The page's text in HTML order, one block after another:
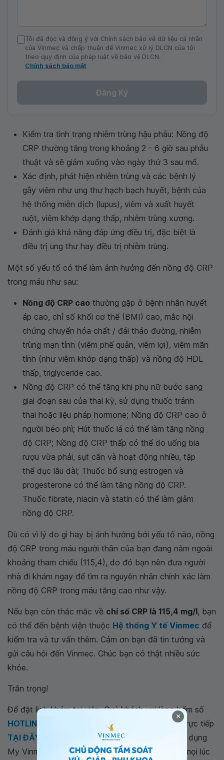
Tôi đã đọc và đồng ý với Chính sách bảo vệ dữ liệu cá nhân
của Vinmec và chấp thuận để Vinmec xử lý DLCN của tôi
theo quy định của pháp luật về bảo vệ DLCN.
Chính sách bảo mật
Đăng Ký
Kiểm tra tình trạng nhiễm trùng hậu phẫu: Nồng độ
CRP thường tăng trong khoảng 2 - 6 giờ sau phẫu
thuật và sẽ giảm xuống vào ngày thứ 3 sau mổ.
Xác định, phát hiện nhiễm trùng và các bệnh lý
gây viêm như ung thư hạch bạch huyết, bệnh của
hệ thống miễn dịch (lupus), viêm và xuất huyết
ruột, viêm khớp dạng thấp, nhiễm trùng xương.
Đánh giá khả năng đáp ứng điều trị, đặc biệt là
điều trị ung thư hay điều trị nhiễm trùng.
Một số yếu tố có thể làm ảnh hưởng đến nồng độ CRP
trong máu như sau:
Nồng độ CRP cao thường gặp ở bệnh nhân huyết
áp cao, chỉ số khối cơ thể (BMI) cao, mắc hội
chứng chuyển hóa chất / đái tháo đường, nhiễm
trùng mạn tính (viêm phế quản, viêm lợi), viêm mãn
tính (như viêm khớp dạng thấp) và nồng độ HDL
thấp, triglyceride cao.
Nồng độ CRP có thể tăng khi phụ nữ bước sang
giai đoạn sau của thai kỳ, sử dụng thuốc tránh
thai hoặc liệu pháp hormone; Nồng độ CRP cao ở
người béo phì; Hút thuốc lá có thể làm tăng nồng
độ CRP; Nồng độ CRP thấp có thể do uống bia
rượu vừa phải, sụt cân và hoạt động nhiều, tập
thể dục lâu dài; Thuốc bổ sung estrogen và
progesterone có thể làm tăng nồng độ CRP.
Thuốc fibrate, niacin và statin có thể làm giảm
nồng độ CRP.
Dù có vì lý do gì hay bị ảnh hưởng bởi yếu tố nào, nồng
độ CRP trong máu người thân của bạn đang nằm ngoài
khoảng tham chiếu (115,4), do đó bạn nên đưa người
nhà đi khám ngay để tìm ra nguyên nhân chính xác làm
nồng độ CRP trong máu tăng cao như vậy.
Nếu bạn còn thắc mắc về chỉ số CRP là 115,4 mg/l, bạn
có thể đến bệnh viện thuộc Hệ thống Y tế Vinmec để
kiểm tra và tư vấn thêm. Cảm ơn bạn đã tin tưởng và
gửi câu hỏi đến Vinmec. Chúc bạn có thật nhiều sức
khỏe.
Trân trọng!
Để đặt lịch khám tại viện, Quý khách vui lòng bấm số
HOTLINE
GÓI DỊCH VỤ
hoặc đặt lịch trực tiếp
TẠI ĐÂY
. Tải và đặt lịch khám tự động trên ứng dụng
My Vinmec để quản lý, theo dõi lịch và đặt hẹn mọi lúc
×